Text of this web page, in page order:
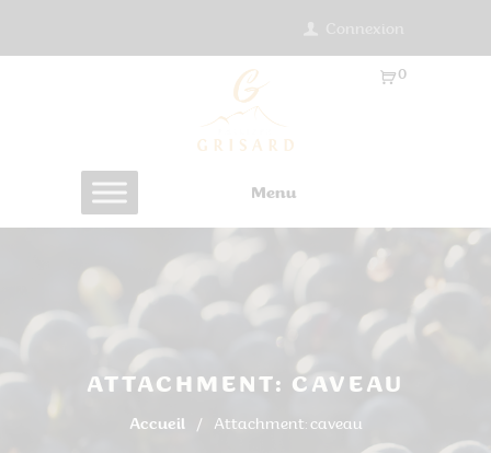
Menu
0
ATTACHMENT: CAVEAU
Accueil Attachment: caveau